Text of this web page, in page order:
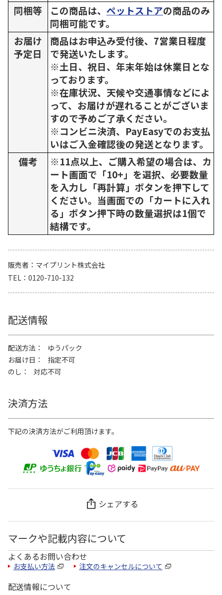
同梱等
この商品は、 ペットストアの商品のみ
同梱可能です。
お届け
予定日
商品はお申込み受付後、7営業日程度
で発送いたします。
※土日、祝日、年末年始は休業日とな
っております。
※在庫状況、天候や交通事情などによ
って、お届けが遅れることがございま
すので予めご了承ください。
※コンビニ決済、PayEasyでのお支払
いはご入金確認後の発送となります。
備考
※11点以上、ご購入希望の場合は、カ
ート画面で「10+」を選択、必要数量
を入力し「再計算」ボタンを押下して
ください。当画面での「カートに入れ
る」ボタン押下時の数量選択は1個で
結構です。
販売者
マイプリント株式会社
TEL
0120-710-132
配送情報
配送方法
ゆうパック
お届け日
指定不可
のし
対応不可
決済方法
下記の決済方法がご利用頂けます。
シェアする
マークや記載内容について
よくあるお問い合わせ
お支払い方法 注文のキャンセルについて
配送情報について